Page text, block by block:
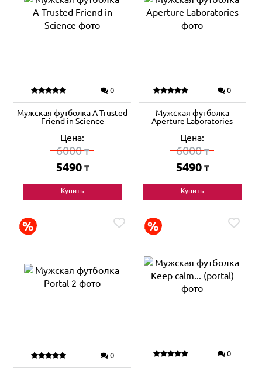
0
Мужская футболка A Trusted
Friend in Science
Цена:
6000₸
5490 ₸
Купить
0
Мужская футболка
Aperture Laboratories
Цена:
6000₸
5490 ₸
Купить
0 0